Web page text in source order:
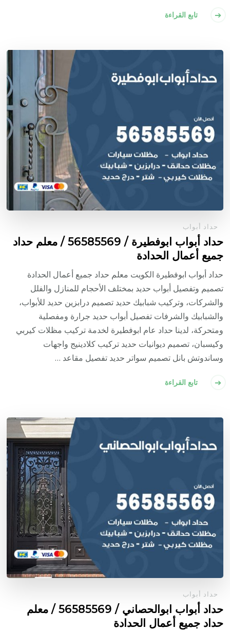
تابع القراءة
حداد أبواب
حداد أبواب ابوفطيرة / 56585569 / معلم حداد
جميع أعمال الحدادة
حداد أبواب ابوفطيرة الكويت معلم حداد جميع أعمال الحدادة
تصميم وتفصيل أبواب حديد بمختلف الأحجام للمنازل والفلل
والشركات، وتركيب شبابيك حديد تصميم درابزين حديد للأبواب،
والشبابيك والشرفات تفصيل أبواب حديد جرارة ومفصلية
ومتحركة، لدينا حداد عام ابوفطيرة لخدمة تركيب مظلات كيربي
وكيسبان، تصميم ديوانيات حديد تركيب كلادينيج واجهات
وساندوتش بانل تصميم سواتر حديد تفصيل مقاعد …
تابع القراءة
حداد أبواب
حداد أبواب ابوالحصاني / 56585569 / معلم
حداد جميع أعمال الحدادة